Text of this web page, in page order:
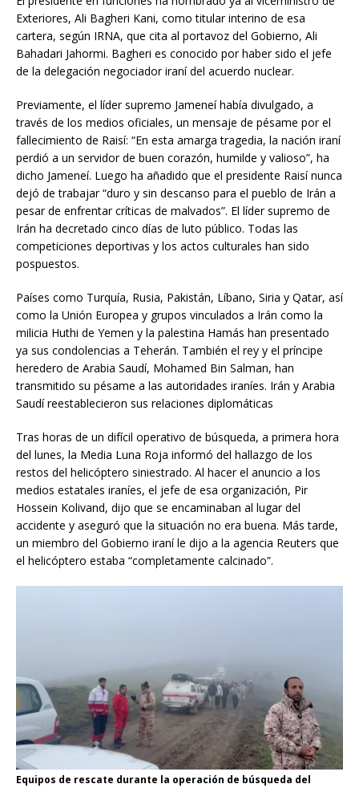
Exteriores, Ali Bagheri Kani, como titular interino de esa
cartera, según IRNA, que cita al portavoz del Gobierno, Ali
Bahadari Jahormi. Bagheri es conocido por haber sido el jefe
de la delegación negociador iraní del acuerdo nuclear.
Previamente, el líder supremo Jameneí había divulgado, a
través de los medios oficiales, un mensaje de pésame por el
fallecimiento de Raisí: “En esta amarga tragedia, la nación iraní
perdió a un servidor de buen corazón, humilde y valioso”, ha
dicho Jameneí. Luego ha añadido que el presidente Raisí nunca
dejó de trabajar “duro y sin descanso para el pueblo de Irán a
pesar de enfrentar críticas de malvados”. El líder supremo de
Irán ha decretado cinco días de luto público. Todas las
competiciones deportivas y los actos culturales han sido
pospuestos.
Países como Turquía, Rusia, Pakistán, Líbano, Siria y Qatar, así
como la Unión Europea y grupos vinculados a Irán como la
milicia Huthi de Yemen y la palestina Hamás han presentado
ya sus condolencias a Teherán. También el rey y el príncipe
heredero de Arabia Saudí, Mohamed Bin Salman, han
transmitido su pésame a las autoridades iraníes. Irán y Arabia
Saudí reestablecieron sus relaciones diplomáticas
Tras horas de un difícil operativo de búsqueda, a primera hora
del lunes, la Media Luna Roja informó del hallazgo de los
restos del helicóptero siniestrado. Al hacer el anuncio a los
medios estatales iraníes, el jefe de esa organización, Pir
Hossein Kolivand, dijo que se encaminaban al lugar del
accidente y aseguró que la situación no era buena. Más tarde,
un miembro del Gobierno iraní le dijo a la agencia Reuters que
el helicóptero estaba “completamente calcinado”.
Equipos de rescate durante la operación de búsqueda del